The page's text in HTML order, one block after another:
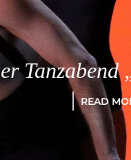
Tanzabend
READ